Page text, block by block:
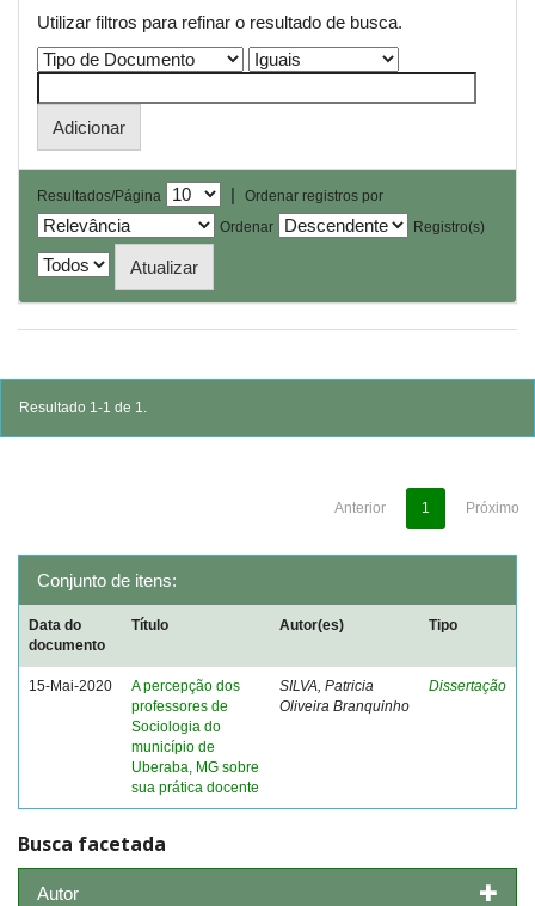
Utilizar filtros para refinar o resultado de busca.
Resultados/Página |
Ordenar registros por
Ordenar
Registro(s)
Resultado 1-1 de 1.
Anterior 1 Próximo
Conjunto de itens:
Data do
documento
Título Autor(es) Tipo
15-Mai-2020
A percepção dos
professores de
Sociologia do
município de
Uberaba, MG sobre
sua prática docente
SILVA, Patricia
Oliveira Branquinho
Dissertação
Busca facetada
Autor